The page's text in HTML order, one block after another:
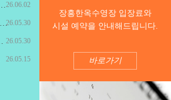
이 당일현장판매로도 입장가능합니다.)26.06.02
온라인 예약시스템 5월31일(일) 공식오픈!26.05.30
약가능! 26.05.30
26.05.15
장흥한옥수영장 입장료와
시설 예약을 안내해드립니다.
바로가기